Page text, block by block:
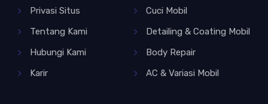
Privasi Situs
Cuci Mobil
Tentang Kami
Detailing & Coating Mobil
Hubungi Kami
Body Repair
Karir
AC & Variasi Mobil